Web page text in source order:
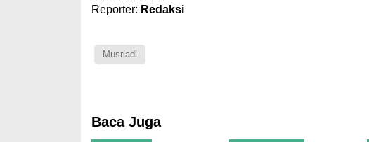
Reporter: Redaksi
Musriadi
Baca Juga